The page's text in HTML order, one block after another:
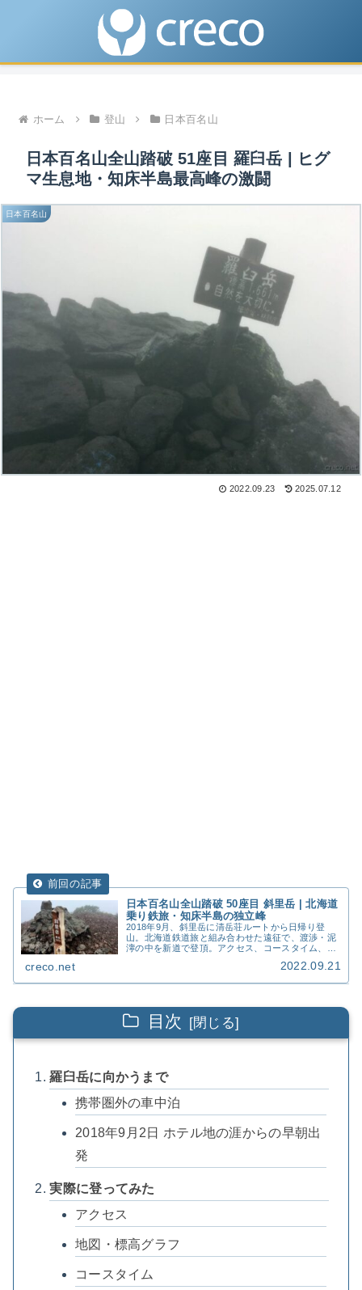
ホーム 登山 日本百名山
日本百名山全山踏破 51座目 羅臼岳 | ヒグ
マ生息地・知床半島最高峰の激闘
日本百名山
2022.09.23 2025.07.12
日本百名山全山踏破 50座目 斜里岳 | 北海道
乗り鉄旅・知床半島の独立峰
2018年9月、斜里岳に清岳荘ルートから日帰り登
山。北海道鉄道旅と組み合わせた遠征で、渡渉・泥
濘の中を新道で登頂。アクセス、コースタイム、費
creco.net 2022.09.21
目次
羅臼岳に向かうまで
携帯圏外の車中泊
2018年9月2日 ホテル地の涯からの早朝出
発
実際に登ってみた
アクセス
地図・標高グラフ
コースタイム